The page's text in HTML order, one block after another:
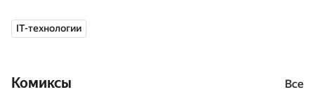
IT-технологии
Комиксы Все